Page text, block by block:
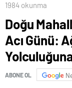
1984 okunma
Doğu
Acı Günü:
ABONE OL